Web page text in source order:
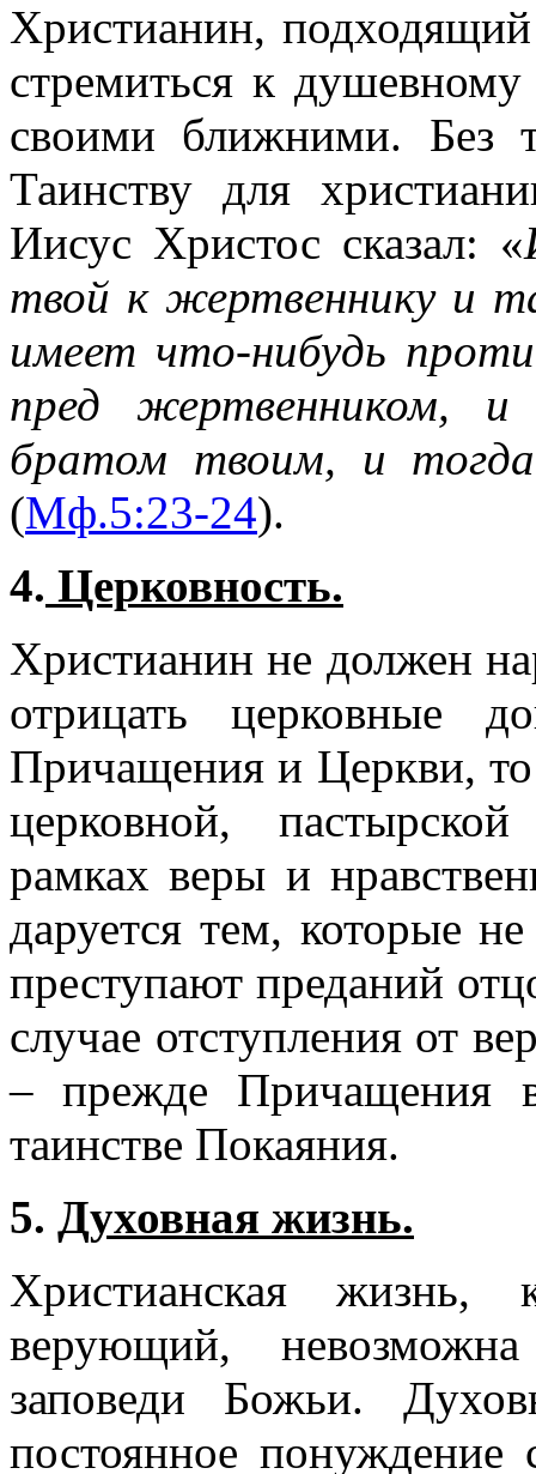
Христианин,
стремиться к
своими ближними. Без
Таинству для
Иисус Христос сказал: «
твой к жертвеннику и
имеет что-нибудь
пред жертвенником,
братом твоим, и
(Мф.5:23-24).
4. Церковность.
Христианин не должен
отрицать церковные
Причащения и Церкви,
церковной,
рамках веры и
даруется тем, которые
преступают преданий
случае отступления от
– прежде Причащения
таинстве Покаяния.
5. Духовная жизнь.
Христианская
верующий,
заповеди Божьи.
постоянное